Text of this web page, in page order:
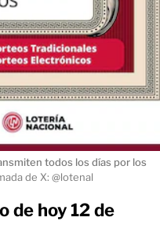
todos los días por los
de X: @lotenal
de hoy 12 de